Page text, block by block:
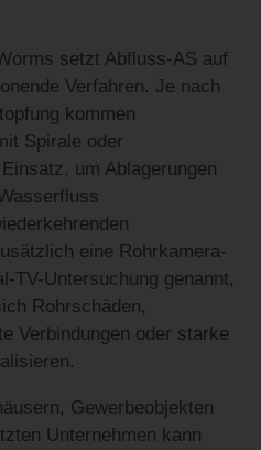
setzt Abfluss-AS auf
Verfahren. Je nach
kommen
Spirale oder
um Ablagerungen
eine Rohrkamera-
TV-Untersuchung genannt,
Rohrschäden,
Verbindungen oder starke
Gewerbeobjekten
Unternehmen kann